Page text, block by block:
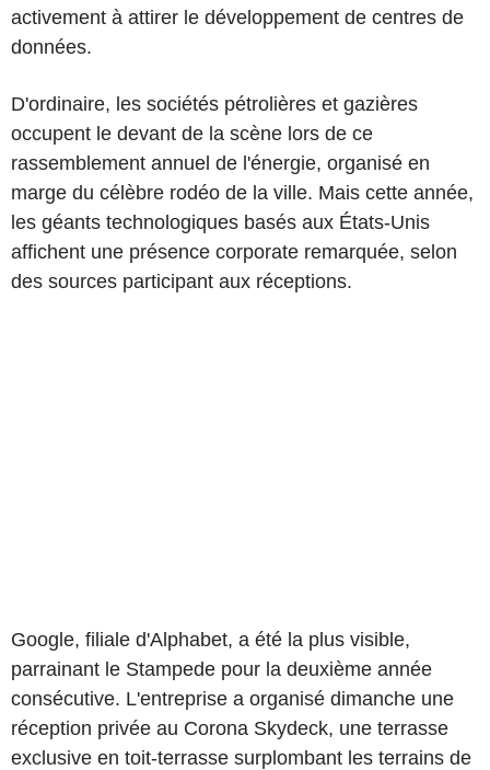
activement à attirer le développement de centres de
données.
D'ordinaire, les sociétés pétrolières et gazières
occupent le devant de la scène lors de ce
rassemblement annuel de l'énergie, organisé en
marge du célèbre rodéo de la ville. Mais cette année,
les géants technologiques basés aux États-Unis
affichent une présence corporate remarquée, selon
des sources participant aux réceptions.
Google, filiale d'Alphabet, a été la plus visible,
parrainant le Stampede pour la deuxième année
consécutive. L'entreprise a organisé dimanche une
réception privée au Corona Skydeck, une terrasse
exclusive en toit-terrasse surplombant les terrains de